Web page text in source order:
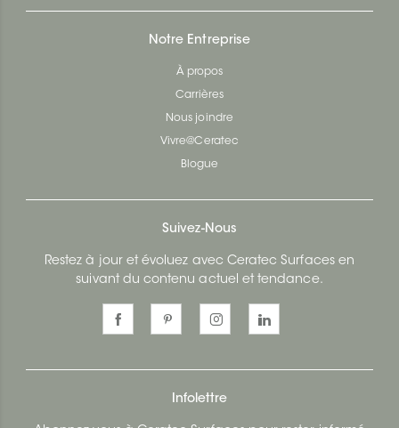
Notre Entreprise
À propos
Carrières
Nous joindre
Vivre@Ceratec
Blogue
Suivez-Nous
Restez à jour et évoluez avec Ceratec Surfaces en
suivant du contenu actuel et tendance.
Infolettre